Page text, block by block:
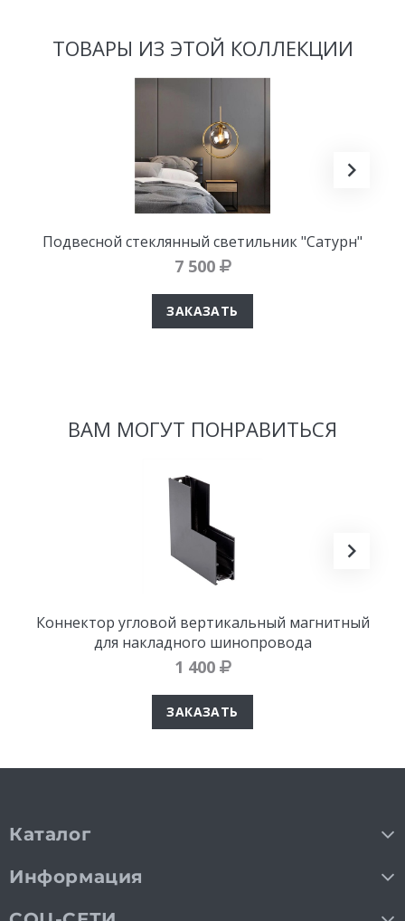
ТОВАРЫ ИЗ ЭТОЙ КОЛЛЕКЦИИ
Подвесной стеклянный светильник "Сатурн"
7 500
ЗАКАЗАТЬ
ВАМ МОГУТ ПОНРАВИТЬСЯ
Коннектор угловой вертикальный магнитный
для накладного шинопровода
1 400
ЗАКАЗАТЬ
Каталог
Информация